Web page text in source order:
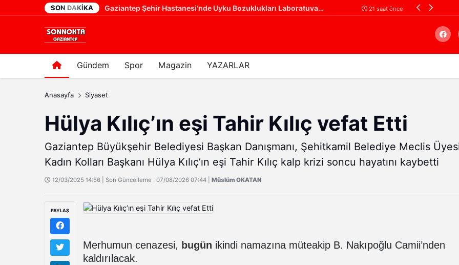
SON DAKIKA
20 saat önce Gaziantep Şehir Hastanesi'nde Uyku Bozuklukları Laboratuvarı Hizmete Açıldı 21 saat önce
Gündem Spor Magazin YAZARLAR
Arama
Anasayfa Siyaset
Hülya Kılıç’ın eşi Tahir Kılıç vefat Etti
Gaziantep Büyükşehir Belediyesi Başkan Danışmanı, Şehitkamil Belediye Meclis
Kadın Kolları Başkanı Hülya Kılıç’ın eşi Tahir Kılıç kalp krizi soncu hayatını kaybetti
12/03/2025 14:56 | Son Güncelleme : 07/08/2026 07:44 | Müslüm OKATAN
PAYLAŞ
Merhumun cenazesi, bugün ikindi namazına müteakip B. Nakıpoğlu Camii’nden
kaldırılacak.